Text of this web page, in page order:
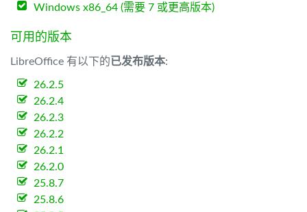
Windows x86_64 (需要 7 或更高版本)
可用的版本
LibreOffice 有以下的已发布版本:
26.2.5
26.2.4
26.2.3
26.2.2
26.2.1
26.2.0
25.8.7
25.8.6